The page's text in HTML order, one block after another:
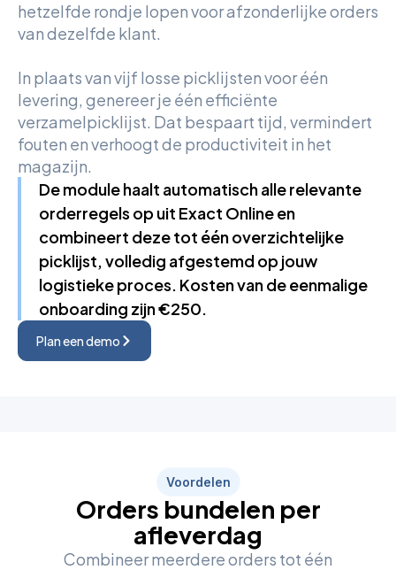
hetzelfde rondje lopen voor afzonderlijke orders
van dezelfde klant.
In plaats van vijf losse picklijsten voor één
levering, genereer je één efficiënte
verzamelpicklijst. Dat bespaart tijd, vermindert
fouten en verhoogt de productiviteit in het
magazijn.
De module haalt automatisch alle relevante
orderregels op uit Exact Online en
combineert deze tot één overzichtelijke
picklijst, volledig afgestemd op jouw
logistieke proces. Kosten van de eenmalige
onboarding zijn €250.
Plan een demo
Voordelen
Orders bundelen per
afleverdag
Combineer meerdere orders tot één